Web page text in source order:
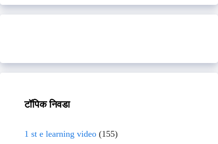
टॉपिक निवडा
1 st e learning video (155)